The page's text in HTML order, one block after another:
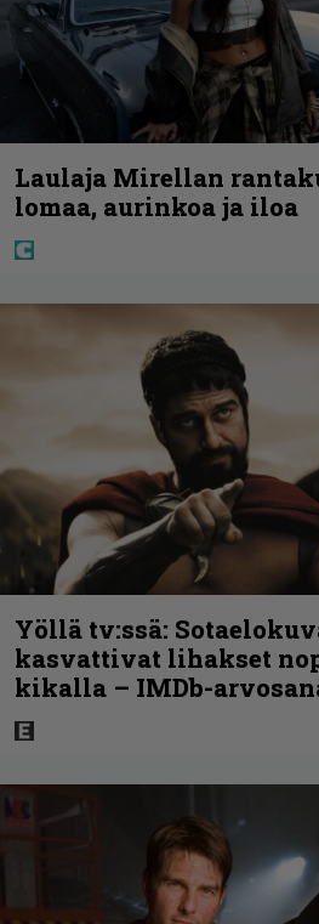
Laulaja Mirellan
lomaa, aurinkoa ja iloa
Yöllä tv:ssä:
kasvattivat lihakset
kikalla – IMDb-